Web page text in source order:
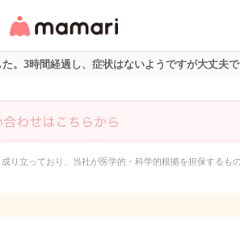
リ・情報サイト
。3時間経過し、症状はないようですが大丈夫
り立っており、当社が医学的・科学的根拠を担保するも